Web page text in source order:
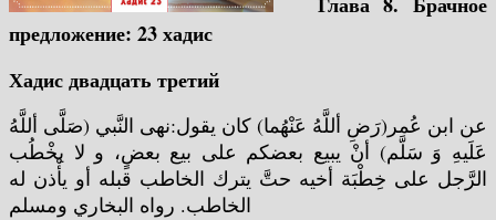
предложение: 23 хадис
Хадис двадцать третий
عن ابن عُمر(رَضِ أللَّهُ عَنْهُما) كان يقول:نهى النَّبي (صَلَّى أللَّهُ
عَلَيهِ وَ سَلَّم) أنْ يبيع بعضكم على بيع بعضٍ، و لا يخْطُب
الرَّجل على خِطْبَة أخيه حتَّ يترك الخاطب قبله أو يأْذن له
الخاطب. رواه البخاري ومسلم